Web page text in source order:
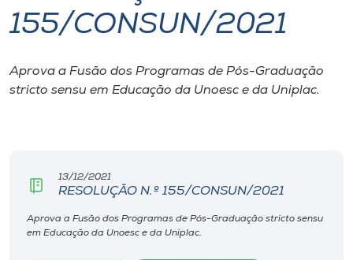
I.nova
Diplomados
CPA
Biblioteca
155/CONSUN/2021
Aprova a Fusão dos Programas de Pós-Graduação
stricto sensu em Educação da Unoesc e da Uniplac.
13/12/2021
RESOLUÇÃO N.º 155/CONSUN/2021
Aprova a Fusão dos Programas de Pós-Graduação stricto sensu
em Educação da Unoesc e da Uniplac.